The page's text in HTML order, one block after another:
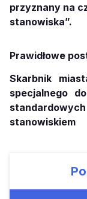
przyznany na
stanowiska”.
Prawidłowe
Skarbnik
specjalnego
stanowiskiem